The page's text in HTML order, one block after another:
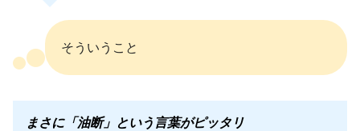
そういうこと
まさに「油断」という言葉がピッタリ